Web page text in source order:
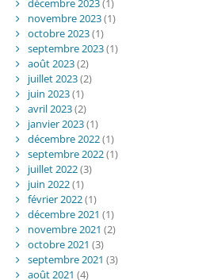
décembre 2023(1)
novembre 2023(1)
octobre 2023(1)
septembre 2023(1)
août 2023(2)
juillet 2023(2)
juin 2023(1)
avril 2023(2)
janvier 2023(1)
décembre 2022(1)
septembre 2022(1)
juillet 2022(3)
juin 2022(1)
février 2022(1)
décembre 2021 (1)
novembre 2021 (2)
octobre 2021 (3)
septembre 2021 (3)
août 2021 (4)